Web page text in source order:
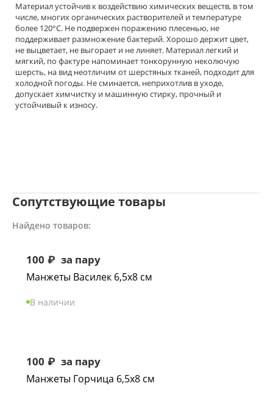
Материал устойчив к воздействию химических веществ, в том
числе, многих органических растворителей и температуре
более 120°С. Не подвержен поражению плесенью, не
поддерживает размножение бактерий. Хорошо держит цвет,
не выцветает, не выгорает и не линяет. Материал легкий и
мягкий, по фактуре напоминает тонкорунную неколючую
шерсть, на вид неотличим от шерстяных тканей, подходит для
холодной погоды. Не сминается, неприхотлив в уходе,
допускает химчистку и машинную стирку, прочный и
устойчивый к износу.
Сопутствующие товары
Найдено товаров:
100 ₽ за пару
Манжеты Василек 6,5х8 см
В наличии
100 ₽ за пару
Манжеты Горчица 6,5х8 см